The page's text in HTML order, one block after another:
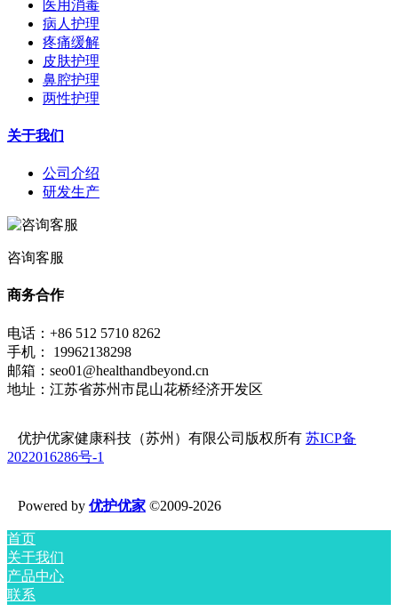
医用消毒
病人护理
疼痛缓解
皮肤护理
鼻腔护理
两性护理
关于我们
公司介绍
研发生产
咨询客服
商务合作
电话：+86 512 5710 8262
手机： 19962138298
邮箱：seo01@healthandbeyond.cn
地址：江苏省苏州市昆山花桥经济开发区
优护优家健康科技（苏州）有限公司版权所有 苏ICP备
2022016286号-1
Powered by 优护优家 ©2009-2026
首页
关于我们
产品中心
联系